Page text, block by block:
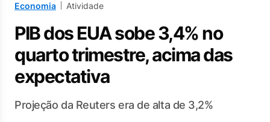
Economia Atividade
PIB dos EUA sobe 3,4% no
quarto trimestre, acima das
expectativa
Projeção da Reuters era de alta de 3,2%